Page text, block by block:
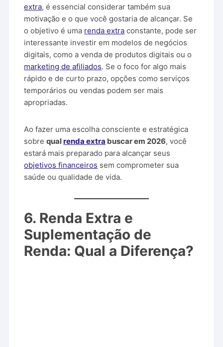
extra, é essencial considerar também sua
motivação e o que você gostaria de alcançar. Se
o objetivo é uma renda extra constante, pode ser
interessante investir em modelos de negócios
digitais, como a venda de produtos digitais ou o
marketing de afiliados. Se o foco for algo mais
rápido e de curto prazo, opções como serviços
temporários ou vendas podem ser mais
apropriadas.
Ao fazer uma escolha consciente e estratégica
sobrequalrenda extra buscar em 2026, você
estará mais preparado para alcançar seus
objetivos financeiros sem comprometer sua
saúde ou qualidade de vida.
6. Renda Extra e
Suplementação de
Renda: Qual a Diferença?